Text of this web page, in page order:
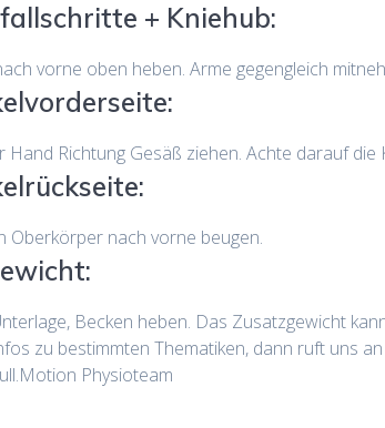
+ Kniehub:
vorne oben heben. Arme gegengleich
Richtung Gesäß ziehen. Achte darauf
Oberkörper nach vorne beugen.
Becken heben. Das Zusatzgewicht
zu bestimmten Thematiken, dann ruft uns
Physioteam